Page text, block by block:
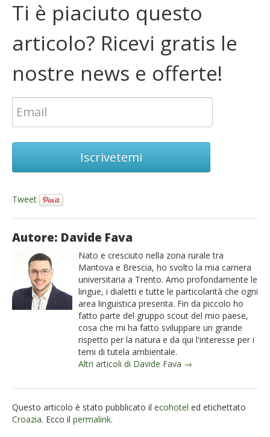
Ti è piaciuto questo
articolo? Ricevi gratis le
nostre news e offerte!
Iscrivetemi
Tweet
Autore: Davide Fava
Nato e cresciuto nella zona rurale tra
Mantova e Brescia, ho svolto la mia carriera
universitaria a Trento. Amo profondamente le
lingue, i dialetti e tutte le particolarità che ogni
area linguistica presenta. Fin da piccolo ho
fatto parte del gruppo scout del mio paese,
cosa che mi ha fatto sviluppare un grande
rispetto per la natura e da qui l'interesse per i
temi di tutela ambientale.
Altri articoli di Davide Fava →
Questo articolo è stato pubblicato il ecohotel ed etichettato
Croazia. Ecco il permalink.